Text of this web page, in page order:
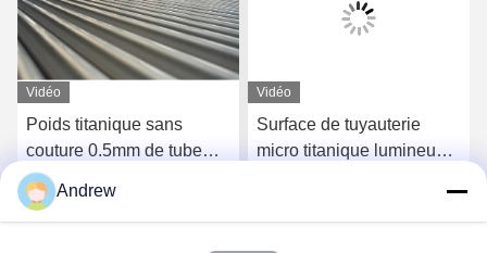
Vidéo
Poids titanique sans
couture 0.5mm de tube
d'Astm B861 autour de la
catégorie 9
Causez Maintenant
Vidéo
Surface de tuyauterie
micro titanique lumineuse
d'anneauCausez Maintenant
Andrew